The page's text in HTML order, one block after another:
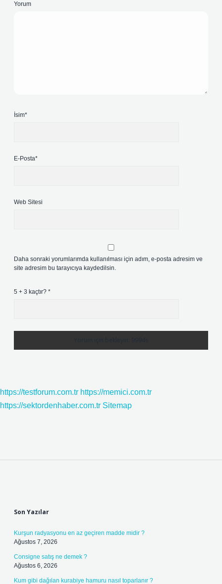
Yorum
İsim*
E-Posta*
Web Sitesi
Daha sonraki yorumlarımda kullanılması için adım, e-posta adresim ve
site adresim bu tarayıcıya kaydedilsin.
5 + 3 kaçtır? *
https://testforum.com.tr https://memici.com.tr
https://sektordenhaber.com.tr Sitemap
Son Yazılar
Kurşun radyasyonu en az geçiren madde midir ?
Ağustos 7, 2026
Consigne satış ne demek ?
Ağustos 6, 2026
Kum gibi dağılan kurabiye hamuru nasıl toparlanır ?